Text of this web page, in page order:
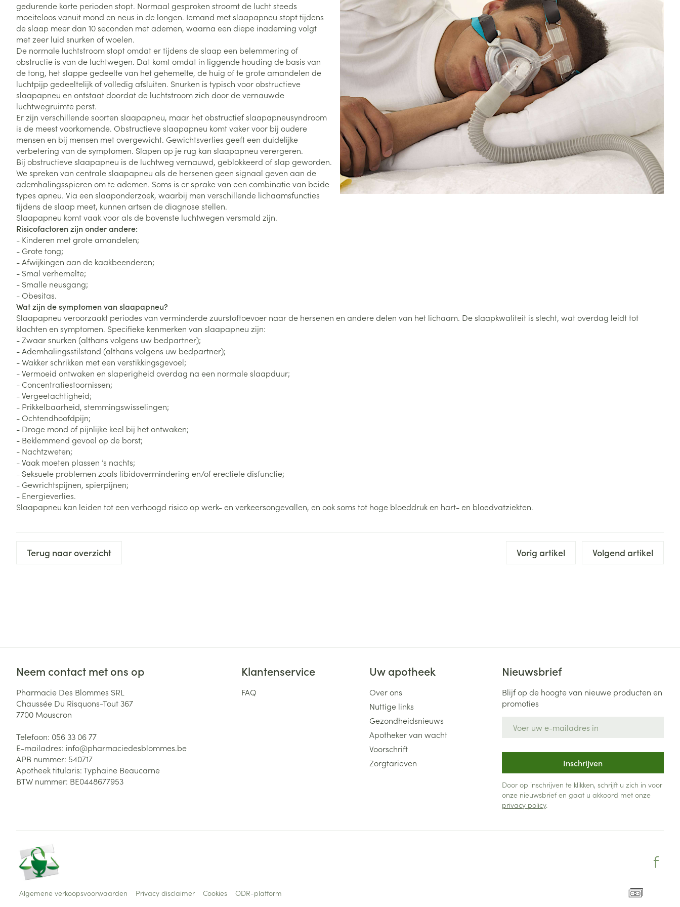
gedurende korte perioden stopt. Normaal gesproken stroomt de lucht steeds
moeiteloos vanuit mond en neus in de longen. Iemand met slaapapneu stopt tijdens
de slaap meer dan 10 seconden met ademen, waarna een diepe inademing volgt
met zeer luid snurken of woelen.
De normale luchtstroom stopt omdat er tijdens de slaap een belemmering of
obstructie is van de luchtwegen. Dat komt omdat in liggende houding de basis van
de tong, het slappe gedeelte van het gehemelte, de huig of te grote amandelen de
luchtpijp gedeeltelijk of volledig afsluiten. Snurken is typisch voor obstructieve
slaapapneu en ontstaat doordat de luchtstroom zich door de vernauwde
luchtwegruimte perst.
Er zijn verschillende soorten slaapapneu, maar het obstructief slaapapneusyndroom
is de meest voorkomende. Obstructieve slaapapneu komt vaker voor bij oudere
mensen en bij mensen met overgewicht. Gewichtsverlies geeft een duidelijke
verbetering van de symptomen. Slapen op je rug kan slaapapneu verergeren.
Bij obstructieve slaapapneu is de luchtweg vernauwd, geblokkeerd of slap geworden.
We spreken van centrale slaapapneu als de hersenen geen signaal geven aan de
ademhalingsspieren om te ademen. Soms is er sprake van een combinatie van beide
types apneu. Via een slaaponderzoek, waarbij men verschillende lichaamsfuncties
tijdens de slaap meet, kunnen artsen de diagnose stellen.
Slaapapneu komt vaak voor als de bovenste luchtwegen versmald zijn.
Risicofactoren zijn onder andere:
- Kinderen met grote amandelen;
- Grote tong;
- Afwijkingen aan de kaakbeenderen;
- Smal verhemelte;
- Smalle neusgang;
- Obesitas.
Wat zijn de symptomen van slaapapneu?
Slaapapneu veroorzaakt periodes van verminderde zuurstoftoevoer naar de hersenen en andere delen van het lichaam. De slaapkwaliteit is slecht, wat overdag leidt tot
klachten en symptomen. Specifieke kenmerken van slaapapneu zijn:
- Zwaar snurken (althans volgens uw bedpartner);
- Ademhalingsstilstand (althans volgens uw bedpartner);
- Wakker schrikken met een verstikkingsgevoel;
- Vermoeid ontwaken en slaperigheid overdag na een normale slaapduur;
- Concentratiestoornissen;
- Vergeetachtigheid;
- Prikkelbaarheid, stemmingswisselingen;
- Ochtendhoofdpijn;
- Droge mond of pijnlijke keel bij het ontwaken;
- Beklemmend gevoel op de borst;
- Nachtzweten;
- Vaak moeten plassen ’s nachts;
- Seksuele problemen zoals libidovermindering en/of erectiele disfunctie;
- Gewrichtspijnen, spierpijnen;
- Energieverlies.
Slaapapneu kan leiden tot een verhoogd risico op werk- en verkeersongevallen, en ook soms tot hoge bloeddruk en hart- en bloedvatziekten.
Terug naar overzicht Vorig artikel Volgend artikel
Neem contact met ons op
Pharmacie Des Blommes SRL
Chaussée Du Risquons-Tout 367
7700 Mouscron
Telefoon: 056 33 06 77
E-mailadres: info@pharmaciedesblommes.be
APB nummer: 540717
Apotheek titularis:Typhaine Beaucarne
BTW nummer: BE0448677953
Klantenservice
FAQ
Uw apotheek
Over ons
Nuttige links
Gezondheidsnieuws
Apotheker van wacht
Voorschrift
Zorgtarieven
Nieuwsbrief
Blijf op de hoogte van nieuwe producten en
promoties
Inschrijven
Door op inschrijven te klikken, schrijft u zich in voor
onze nieuwsbrief en gaat u akkoord met onze
privacy policy.
Algemene verkoopsvoorwaarden Privacy disclaimer Cookies ODR-platform